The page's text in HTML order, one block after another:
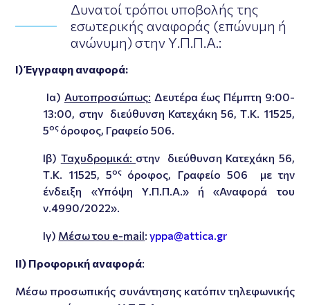
Δυνατοί τρόποι υποβολής της
εσωτερικής αναφοράς (επώνυμη ή
ανώνυμη) στην Υ.Π.Π.Α.:
Ι) Έγγραφη αναφορά:
Ια) Αυτοπροσώπως: Δευτέρα έως Πέμπτη 9:00-
13:00, στην διεύθυνση Κατεχάκη 56, Τ.Κ. 11525,
5ος όροφος, Γραφείο 506.
Ιβ) Ταχυδρομικά: στην διεύθυνση Κατεχάκη 56,
Τ.Κ. 11525, 5ος όροφος, Γραφείο 506 με την
ένδειξη «Υπόψη Υ.Π.Π.Α.» ή «Αναφορά του
ν.4990/2022».
Ιγ) Μέσω του e-mail:yppa@attica.gr
ΙΙ) Προφορική αναφορά:
Μέσω προσωπικής συνάντησης κατόπιν τηλεφωνικής